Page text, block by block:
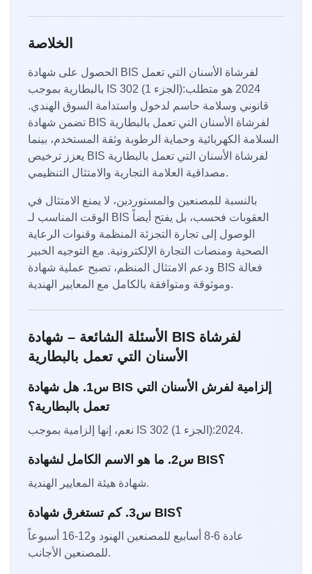
الخلاصة
الحصول على شهادة BIS لفرشاة الأسنان التي تعمل
بالبطارية بموجب IS 302 (الجزء 1):2024 هو متطلب
قانوني وسلامة حاسم لدخول واستدامة السوق الهندي.
تضمن شهادة BIS لفرشاة الأسنان التي تعمل بالبطارية
السلامة الكهربائية وحماية الرطوبة وثقة المستخدم، بينما
يعزز ترخيص BIS لفرشاة الأسنان التي تعمل بالبطارية
مصداقية العلامة التجارية والامتثال التنظيمي.
بالنسبة للمصنعين والمستوردين، لا يمنع الامتثال في
الوقت المناسب لـ BIS العقوبات فحسب، بل يفتح أيضاً
الوصول إلى تجارة التجزئة المنظمة وقنوات الرعاية
الصحية ومنصات التجارة الإلكترونية. مع التوجيه الخبير
ودعم الامتثال المنظم، تصبح عملية شهادة BIS فعالة
وموثوقة ومتوافقة بالكامل مع المعايير الهندية.
الأسئلة الشائعة – شهادة BIS لفرشاة
الأسنان التي تعمل بالبطارية
س1. هل شهادة BIS إلزامية لفرش الأسنان التي
تعمل بالبطارية؟
نعم، إنها إلزامية بموجب IS 302 (الجزء 1):2024.
س2. ما هو الاسم الكامل لشهادة BIS؟
شهادة هيئة المعايير الهندية.
س3. كم تستغرق شهادة BIS؟
عادة 6-8 أسابيع للمصنعين الهنود و12-16 أسبوعاً
للمصنعين الأجانب.